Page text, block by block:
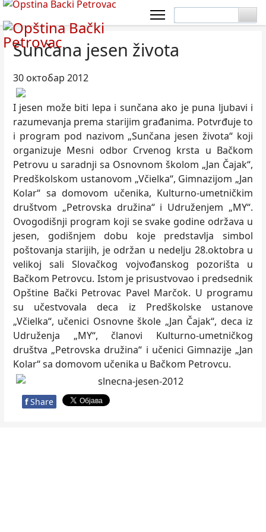
Sunčana jesen života
30 октобар 2012
I jesen može biti lepa i sunčana ako je puna ljubavi i
razumevanja prema starijim građanima. Potvrđuje to
i program pod nazivom „Sunčana jesen života“ koji
organizuje Mesni odbor Crvenog krsta u Bačkom
Petrovu u saradnji sa Osnovnom školom „Jan Čajak“,
Predškolskom ustanovom „Včielka“, Gimnazijom „Jan
Kolar“ sa domovom učenika, Kulturno-umetničkim
društvom „Petrovska družina“ i Udruženjem „MY“.
Ovogodišnji program koji se svake godine održava u
jesen, godišnjem dobu koje predstavlja simbol
poštovanja starijih, je održan u nedelju 28.oktobra u
velikoj sali Slovačkog vojvođanskog pozorišta u
Bačkom Petrovcu. Istom je prisustvovao i predsednik
Opštine Bački Petrovac Pavel Marčok. U programu
su učestvovala deca iz Predškolske ustanove
„Včielka“, učenici Osnovne škole „Jan Čajak“, deca iz
Udruženja „MY“, članovi Kulturno-umetničkog
društva „Petrovska družina“ i učenici Gimnazije „Jan
Kolar“ sa domovom učenika u Bačkom Petrovcu.
f Share